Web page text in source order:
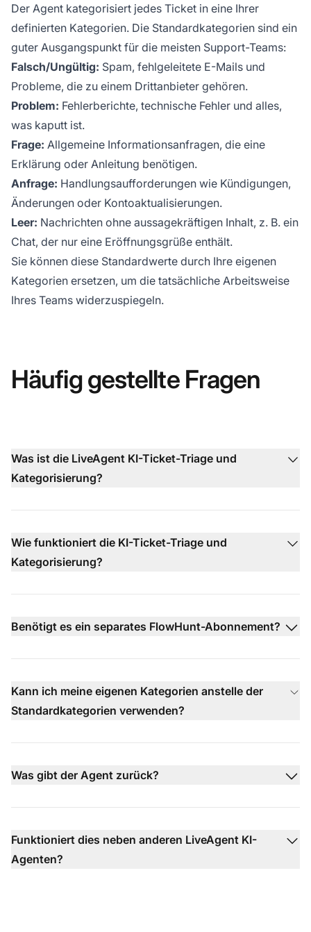
Der Agent kategorisiert jedes Ticket in eine Ihrer
definierten Kategorien. Die Standardkategorien sind ein
guter Ausgangspunkt für die meisten Support-Teams:
Falsch/Ungültig: Spam, fehlgeleitete E-Mails und
Probleme, die zu einem Drittanbieter gehören.
Problem: Fehlerberichte, technische Fehler und alles,
was kaputt ist.
Frage: Allgemeine Informationsanfragen, die eine
Erklärung oder Anleitung benötigen.
Anfrage: Handlungsaufforderungen wie Kündigungen,
Änderungen oder Kontoaktualisierungen.
Leer: Nachrichten ohne aussagekräftigen Inhalt, z. B. ein
Chat, der nur eine Eröffnungsgrüße enthält.
Sie können diese Standardwerte durch Ihre eigenen
Kategorien ersetzen, um die tatsächliche Arbeitsweise
Ihres Teams widerzuspiegeln.
Häufig gestellte Fragen
Was ist die LiveAgent KI-Ticket-Triage und
Kategorisierung?
Wie funktioniert die KI-Ticket-Triage und
Kategorisierung?
Benötigt es ein separates FlowHunt-Abonnement?
Kann ich meine eigenen Kategorien anstelle der
Standardkategorien verwenden?
Was gibt der Agent zurück?
Funktioniert dies neben anderen LiveAgent KI-
Agenten?